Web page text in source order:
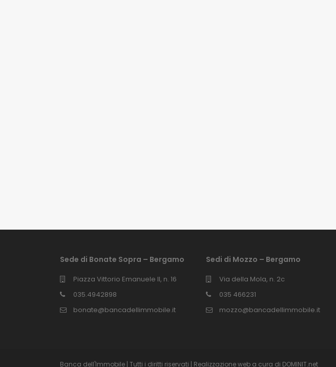
Sede di Bonate Sopra – Bergamo
Piazza Vittorio Emanuele II, n. 16
035.4942898
bonate@bancadellimmobile.it
Sedi di Mozzo – Bergamo
Via della Mola, n. 2c
035 466231
mozzo@bancadellimmobile.it
Banca dell'Immobile | Tutti i diritti riservati | Realizzazione web a cura di DOMINIT.net